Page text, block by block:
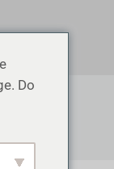
Do